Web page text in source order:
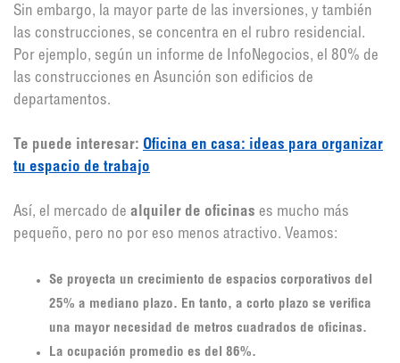
Sin embargo, la mayor parte de las inversiones, y también
las construcciones, se concentra en el rubro residencial.
Por ejemplo, según un informe de InfoNegocios, el 80% de
las construcciones en Asunción son edificios de
departamentos.
Te puede interesar: Oficina en casa: ideas para organizar
tu espacio de trabajo
Así, el mercado de alquiler de oficinas es mucho más
pequeño, pero no por eso menos atractivo. Veamos:
Se proyecta un crecimiento de espacios corporativos del
25% a mediano plazo. En tanto, a corto plazo se verifica
una mayor necesidad de metros cuadrados de oficinas.
La ocupación promedio es del 86%.